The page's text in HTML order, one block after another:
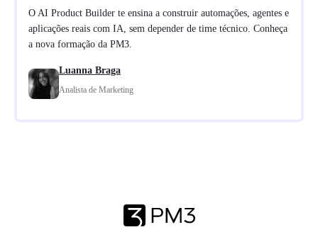
O AI Product Builder te ensina a construir automações, agentes e
aplicações reais com IA, sem depender de time técnico. Conheça
a nova formação da PM3.
Luanna Braga
Analista de Marketing